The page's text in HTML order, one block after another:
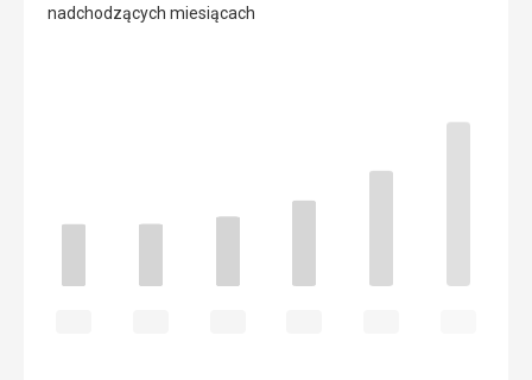
nadchodzących miesiącach